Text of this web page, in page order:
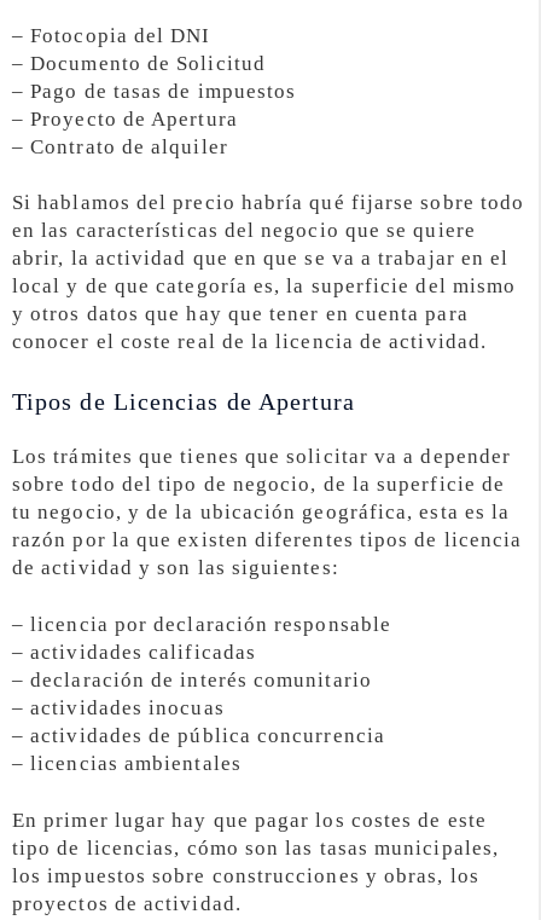
– Fotocopia del DNI
– Documento de Solicitud
– Pago de tasas de impuestos
– Proyecto de Apertura
– Contrato de alquiler
Si hablamos del precio habría qué fijarse sobre todo
en las características del negocio que se quiere
abrir, la actividad que en que se va a trabajar en el
local y de que categoría es, la superficie del mismo
y otros datos que hay que tener en cuenta para
conocer el coste real de la licencia de actividad.
Tipos de Licencias de Apertura
Los trámites que tienes que solicitar va a depender
sobre todo del tipo de negocio, de la superficie de
tu negocio, y de la ubicación geográfica, esta es la
razón por la que existen diferentes tipos de licencia
de actividad y son las siguientes:
– licencia por declaración responsable
– actividades calificadas
– declaración de interés comunitario
– actividades inocuas
– actividades de pública concurrencia
– licencias ambientales
En primer lugar hay que pagar los costes de este
tipo de licencias, cómo son las tasas municipales,
los impuestos sobre construcciones y obras, los
proyectos de actividad.